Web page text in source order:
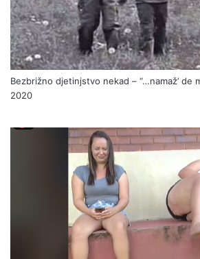
Bezbrižno djetinjstvo nekad – “…namaž’ de
2020